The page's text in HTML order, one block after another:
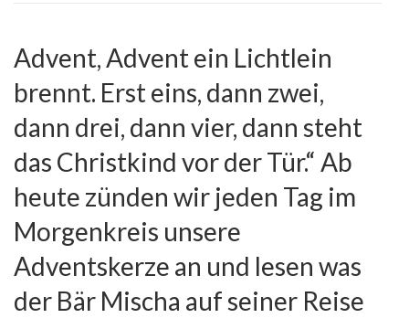
Advent, Advent ein Lichtlein
brennt. Erst eins, dann zwei,
dann drei, dann vier, dann steht
das Christkind vor der Tür.“ Ab
heute zünden wir jeden Tag im
Morgenkreis unsere
Adventskerze an und lesen was
der Bär Mischa auf seiner Reise